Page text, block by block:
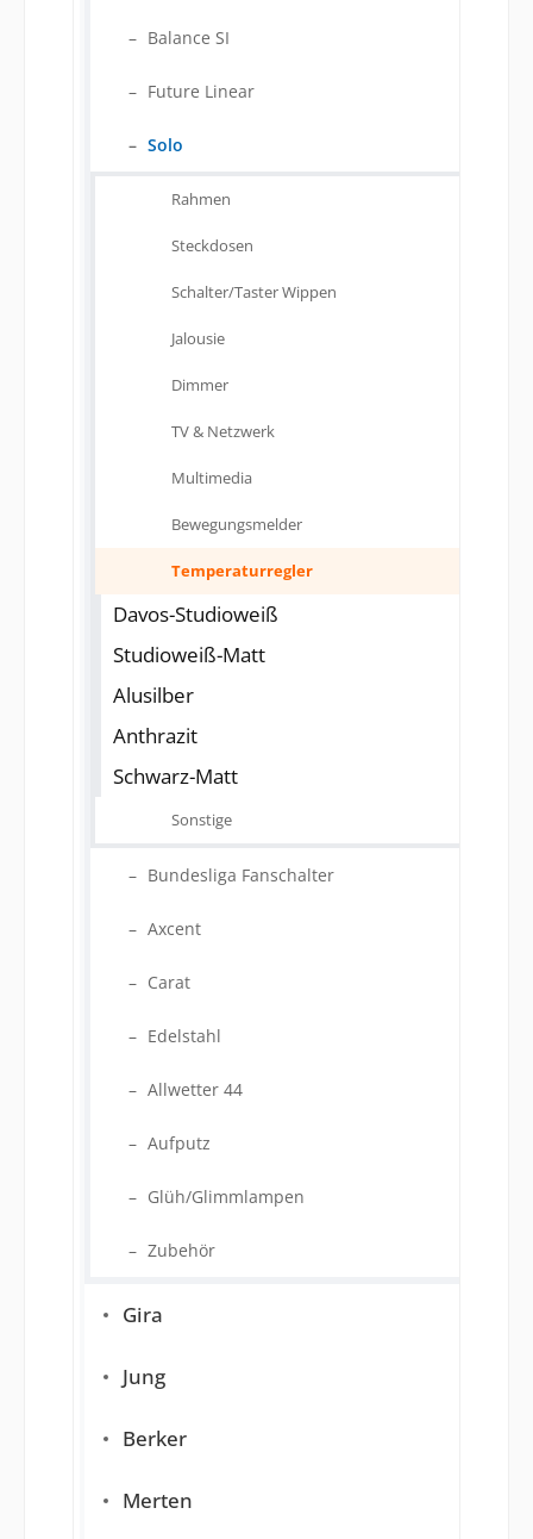
Balance SI
Future Linear
Solo
Rahmen
Steckdosen
Schalter/Taster Wippen
Jalousie
Dimmer
TV & Netzwerk
Multimedia
Bewegungsmelder
Temperaturregler
Davos-Studioweiß
Studioweiß-Matt
Alusilber
Anthrazit
Schwarz-Matt
Sonstige
Bundesliga Fanschalter
Axcent
Carat
Edelstahl
Allwetter 44
Aufputz
Glüh/Glimmlampen
Zubehör
Gira
Jung
Berker
Merten